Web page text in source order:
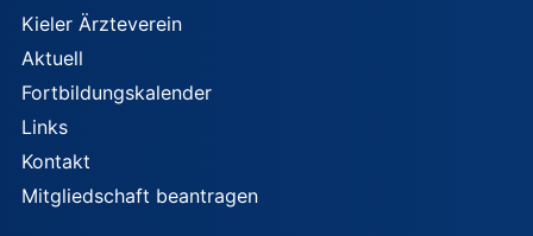
Kieler Ärzteverein
Aktuell
Fortbildungskalender
Links
Kontakt
Mitgliedschaft beantragen